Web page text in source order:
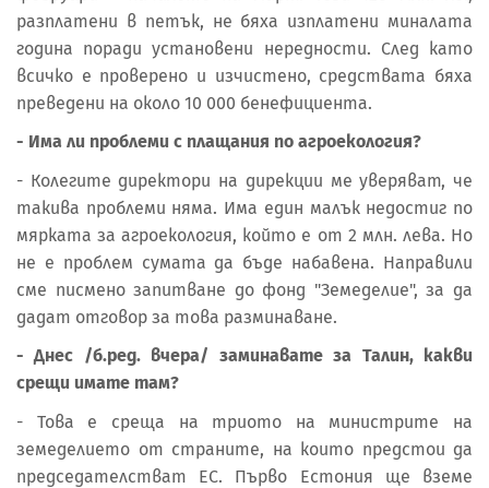
разплатени в петък, не бяха изплатени миналата
година поради установени нередности. След като
всичко е проверено и изчистено, средствата бяха
преведени на около 10 000 бенефициента.
- Има ли проблеми с плащания по агроекология?
- Колегите директори на дирекции ме уверяват, че
такива проблеми няма. Има един малък недостиг по
мярката за агроекология, който е от 2 млн. лева. Но
не е проблем сумата да бъде набавена. Направили
сме писмено запитване до фонд "Земеделие", за да
дадат отговор за това разминаване.
- Днес /б.ред. вчера/ заминавате за Талин, какви
срещи имате там?
- Това е среща на триото на министрите на
земеделието от страните, на които предстои да
председателстват ЕС. Първо Естония ще вземе